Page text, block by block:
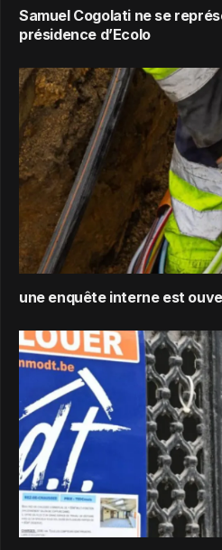
Samuel Cogolati ne se
présidence d’Ecolo
une enquête interne est